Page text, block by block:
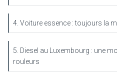
4. Voiture essence : toujours la
5. Diesel au Luxembourg : une
rouleurs